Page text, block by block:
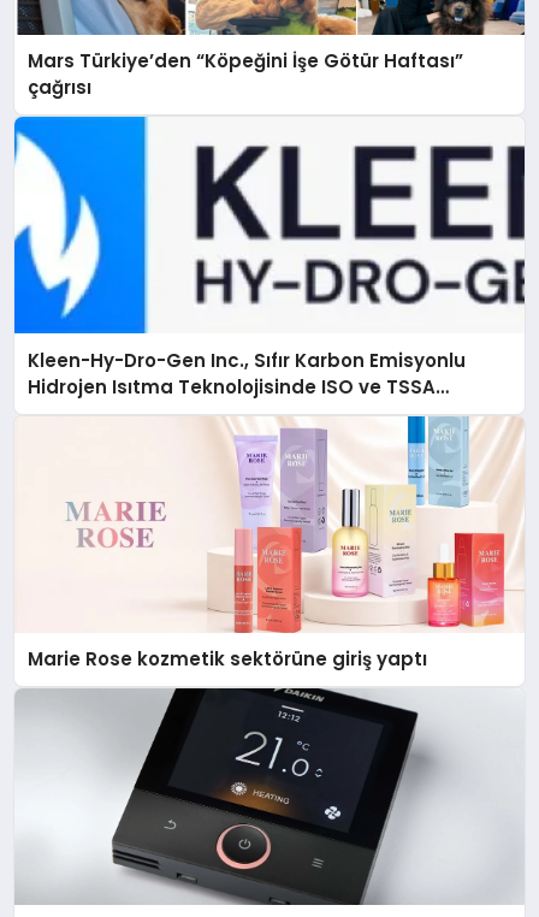
Mars Türkiye’den “Köpeğini İşe Götür Haftası”
çağrısı
Kleen-Hy-Dro-Gen Inc., Sıfır Karbon Emisyonlu
Hidrojen Isıtma Teknolojisinde ISO ve TSSA
Düzenleyici Onaylarını Aldı
Marie Rose kozmetik sektörüne giriş yaptı